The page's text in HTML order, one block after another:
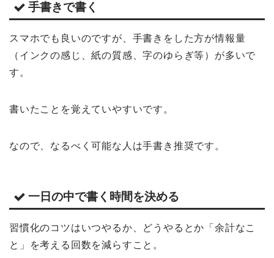
手書きで書く
スマホでも良いのですが、手書きをした方が情報量
（インクの感じ、紙の質感、字のゆらぎ等）が多いで
す。
書いたことを覚えていやすいです。
なので、なるべく可能な人は手書き推奨です。
一日の中で書く時間を決める
習慣化のコツはいつやるか、どうやるとか「余計なこ
と」を考える回数を減らすこと。